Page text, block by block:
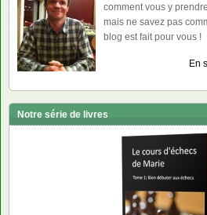
comment vous y
mais ne savez pas
blog est fait pour vous !
En
Notre série de livres